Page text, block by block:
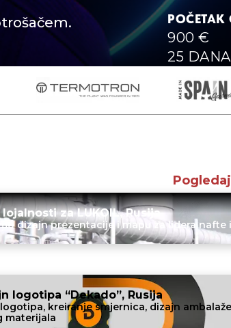
POČETAK
900 €
25 DANA
za LUKOIL, Rusija
dizajn prezentacije i mapu za lidera nafte
logotipa “Dekado”, Rusija
kreiranje smjernica, dizajn
materijala